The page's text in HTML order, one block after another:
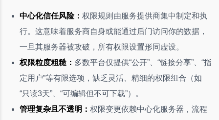
中心化信任风险： 权限规则由服务提供商集中制定和执
行。这意味着服务商自身或能通过后门访问你的数据，
一旦其服务器被攻破，所有权限设置形同虚设。
权限粒度粗糙： 多数平台仅提供“公开”、“链接分享”、“指
定用户”等有限选项，缺乏灵活、精细的权限组合（如
“只读3天”、“可编辑但不可下载”）。
管理复杂且不透明： 权限变更依赖中心化服务器，流程